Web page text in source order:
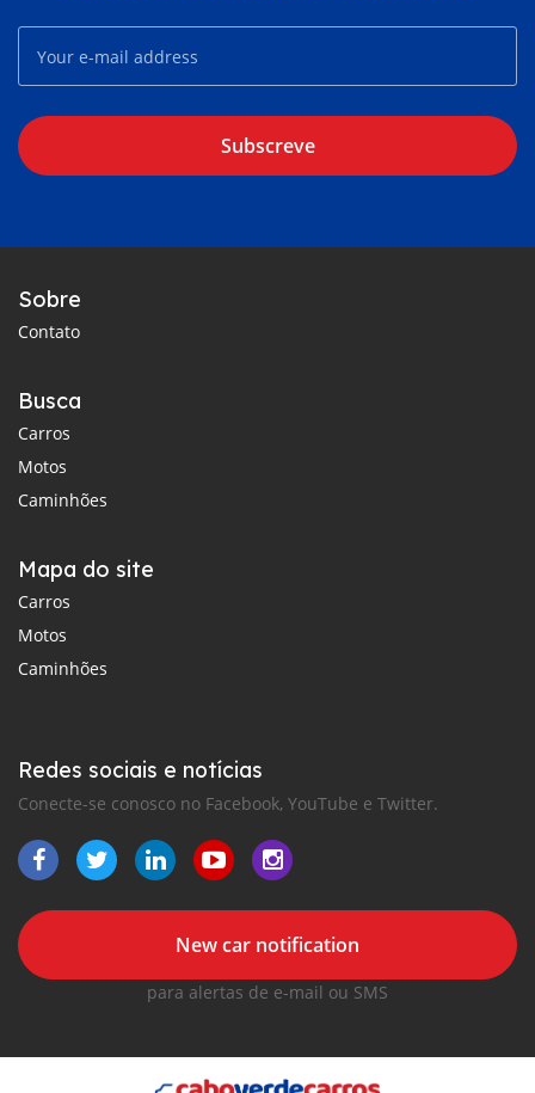
Subscreve
Sobre
Contato
Busca
Carros
Motos
Caminhões
Mapa do site
Carros
Motos
Caminhões
Redes sociais e notícias
Conecte-se conosco no Facebook, YouTube e Twitter.
New car notification
para alertas de e-mail ou SMS